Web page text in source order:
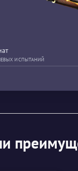
ИСПЫТАНИЙ